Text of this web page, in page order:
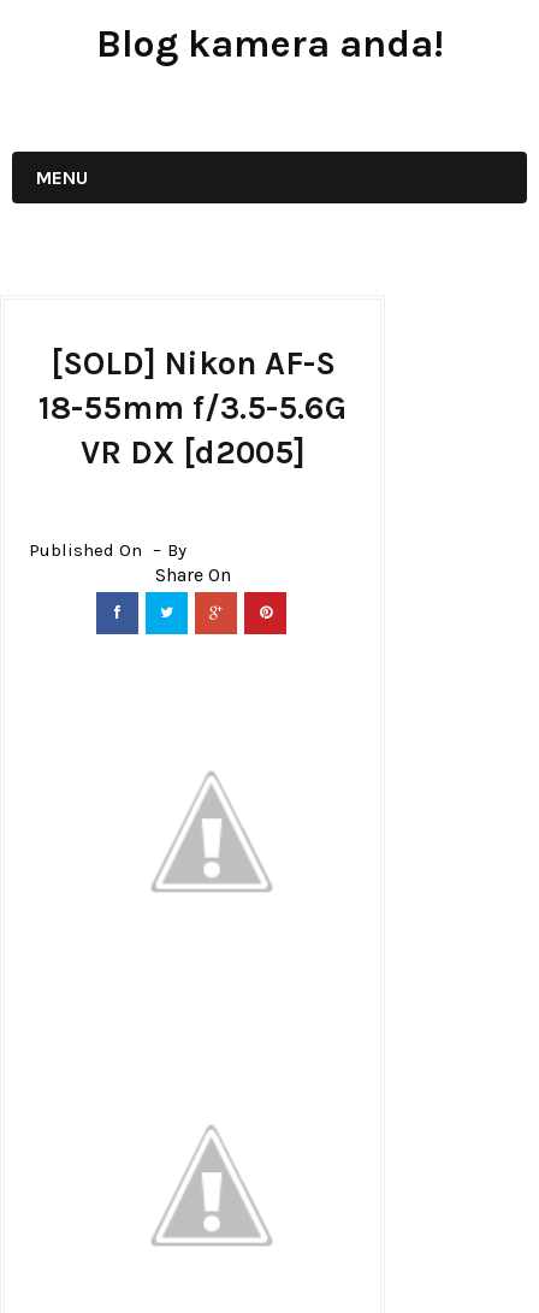
Blog kamera anda!
MENU
[SOLD] Nikon AF-S
18-55mm f/3.5-5.6G
VR DX [d2005]
Published On By